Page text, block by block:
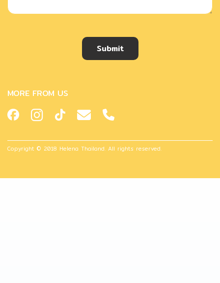
Submit
MORE FROM US
Copyright © 2018 Helena Thailand. All rights reserved.